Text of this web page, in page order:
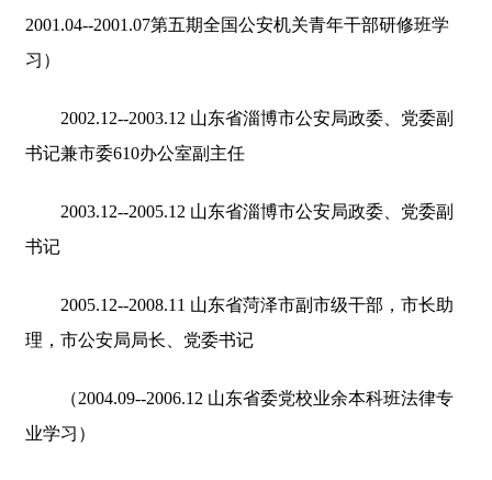
2001.04--2001.07第五期全国公安机关青年干部研修班学
习）
2002.12--2003.12 山东省淄博市公安局政委、党委副
书记兼市委610办公室副主任
2003.12--2005.12 山东省淄博市公安局政委、党委副
书记
2005.12--2008.11 山东省菏泽市副市级干部，市长助
理，市公安局局长、党委书记
（2004.09--2006.12 山东省委党校业余本科班法律专
业学习）